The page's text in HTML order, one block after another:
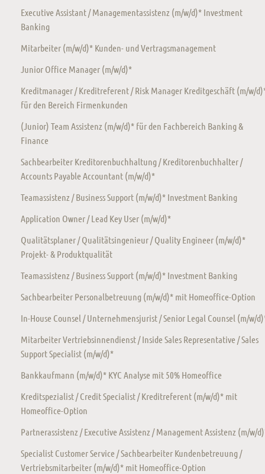
Executive Assistant / Managementassistenz (m/w/d)* Investment
Banking
Mitarbeiter (m/w/d)* Kunden- und Vertragsmanagement
Junior Office Manager (m/w/d)*
Kreditmanager / Kreditreferent / Risk Manager Kreditgeschäft (m/w/
für den Bereich Firmenkunden
(Junior) Team Assistenz (m/w/d)* für den Fachbereich Banking &
Finance
Sachbearbeiter Kreditorenbuchhaltung / Kreditorenbuchhalter /
Accounts Payable Accountant (m/w/d)*
Teamassistenz / Business Support (m/w/d)* Investment Banking
Application Owner / Lead Key User (m/w/d)*
Qualitätsplaner / Qualitätsingenieur / Quality Engineer (m/w/d)*
Projekt- & Produktqualität
Teamassistenz / Business Support (m/w/d)* Investment Banking
Sachbearbeiter Personalbetreuung (m/w/d)* mit Homeoffice-Option
In-House Counsel / Unternehmensjurist / Senior Legal Counsel (m/w/
Mitarbeiter Vertriebsinnendienst / Inside Sales Representative / Sales
Support Specialist (m/w/d)*
Bankkaufmann (m/w/d)* KYC Analyse mit 50% Homeoffice
Kreditspezialist / Credit Specialist / Kreditreferent (m/w/d)* mit
Homeoffice-Option
Partnerassistenz / Executive Assistenz / Management Assistenz (m/w/
Specialist Customer Service / Sachbearbeiter Kundenbetreuung /
Vertriebsmitarbeiter (m/w/d)* mit Homeoffice-Option